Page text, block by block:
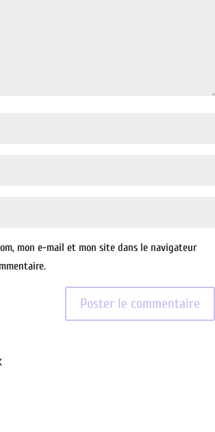
mon e-mail et mon site dans le navigateur